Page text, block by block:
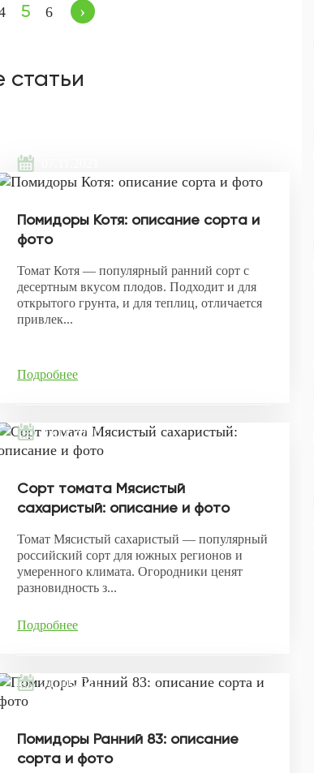
5 6 ›
статьи
Помидоры Котя: описание сорта и
фото
Томат Котя — популярный ранний сорт с
десертным вкусом плодов. Подходит и для
открытого грунта, и для теплиц, отличается
привлек...
Подробнее
05.11.2021
Сорт томата Мясистый
сахаристый: описание и фото
Томат Мясистый сахаристый — популярный
российский сорт для южных регионов и
умеренного климата. Огородники ценят
разновидность з...
Подробнее
31.10.2021
Помидоры Ранний 83: описание
сорта и фото